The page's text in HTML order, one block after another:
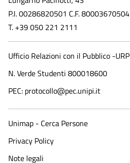
P.I. 00286820501 C.F. 80003670504
T. +39 050 221 2111
Ufficio Relazioni con il Pubblico -URP
N. Verde Studenti 800018600​
PEC: protocollo@pec.unipi.it
Unimap - Cerca Persone
Privacy Policy
Note legali